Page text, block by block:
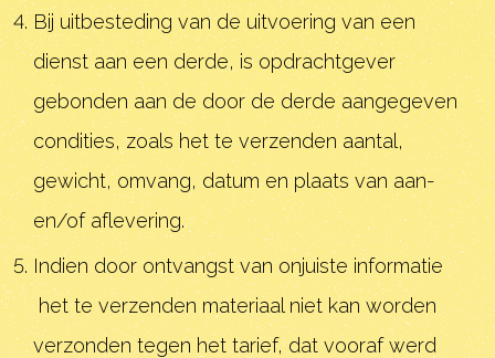
Bij uitbesteding van de uitvoering van een
dienst aan een derde, is opdrachtgever
gebonden aan de door de derde aangegeven
condities, zoals het te verzenden aantal,
gewicht, omvang, datum en plaats van aan-
en/of aflevering.
Indien door ontvangst van onjuiste informatie
het te verzenden materiaal niet kan worden
verzonden tegen het tarief, dat vooraf werd